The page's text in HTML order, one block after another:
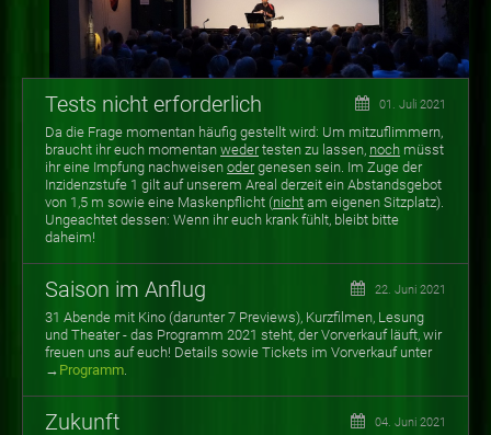
Tests nicht erforderlich 01. Juli 2021
Da die Frage momentan häufig gestellt wird: Um mitzuflimmern,
braucht ihr euch momentan wedertesten zu lassen, noch müsst
ihr eine Impfung nachweisen odergenesen sein. Im Zuge der
Inzidenzstufe 1 gilt auf unserem Areal derzeit ein Abstandsgebot
von 1,5 m sowie eine Maskenpflicht (nicht am eigenen Sitzplatz).
Ungeachtet dessen: Wenn ihr euch krank fühlt, bleibt bitte
daheim!
Saison im Anflug 22. Juni 2021
31 Abende mit Kino (darunter 7 Previews), Kurzfilmen, Lesung
und Theater - das Programm 2021 steht, der Vorverkauf läuft, wir
freuen uns auf euch! Details sowie Tickets im Vorverkauf unter
→ Programm.
Zukunft 04. Juni 2021